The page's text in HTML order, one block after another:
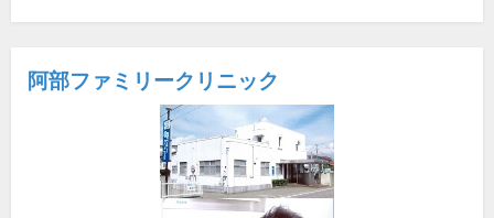
阿部ファミリークリニック